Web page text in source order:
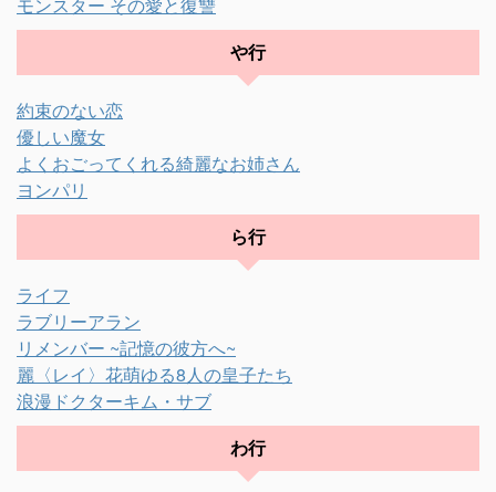
や行
約束のない恋
優しい魔女
よくおごってくれる綺麗なお姉さん
ヨンパリ
ら行
ライフ
ラブリーアラン
リメンバー ~記憶の彼方へ~
麗〈レイ〉花萌ゆる8人の皇子たち
浪漫ドクターキム・サブ
わ行